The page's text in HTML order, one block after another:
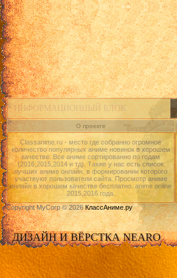
ИНФОРМАЦИОННЫЙ БЛОК
О проекте
Classanime.ru - место где собранно огромное
количество популярных аниме новинок в хорошем
качестве. Все аниме сортированно по годам
(2016,2015,2014 и тд). Также у нас есть список
лучших аниме онлайн, в формировании которого
участвуют пользователи сайта. Просмотр аниме
онлайн в хорошем качестве бесплатно. anime online
2015,2016 года.
Copyright MyCorp © 2026КлассАниме.ру
ДИЗАЙН И ВЁРСТКА NEARO